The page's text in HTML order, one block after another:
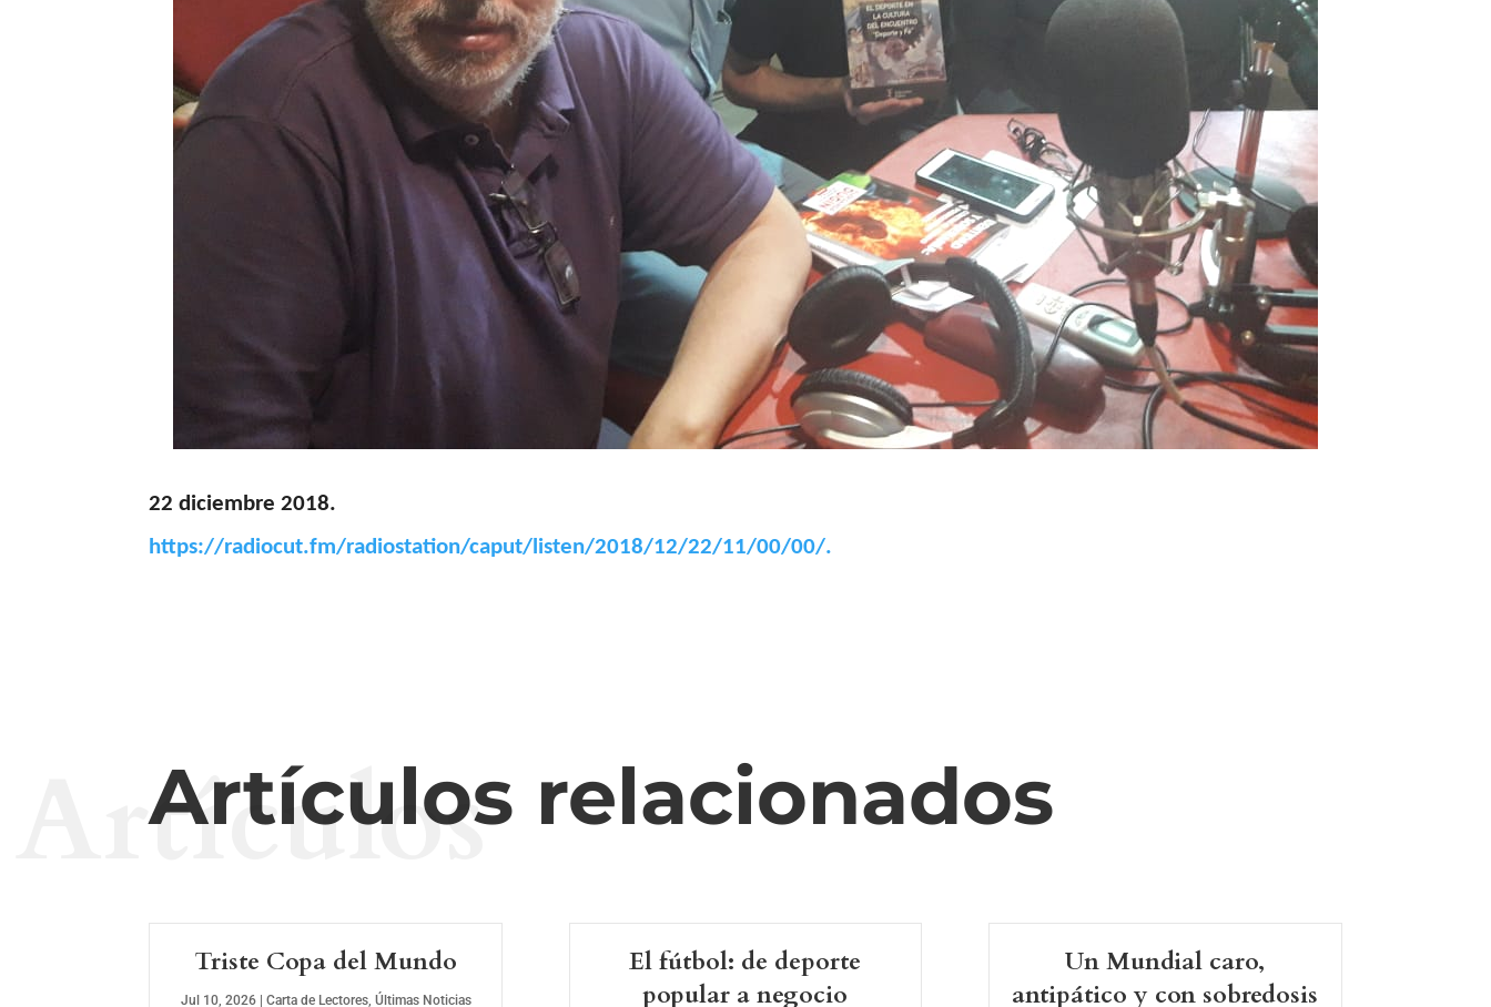
22 diciembre 2018.
https://radiocut.fm/radiostation/caput/listen/2018/12/22/11/00/00/.
Artículos relacionados
Artículos
Triste Copa del Mundo
Jul 10, 2026| Carta de Lectores, Últimas Noticias
El fútbol: de deporte
popular a negocio
Un Mundial caro,
antipático y con sobredosis